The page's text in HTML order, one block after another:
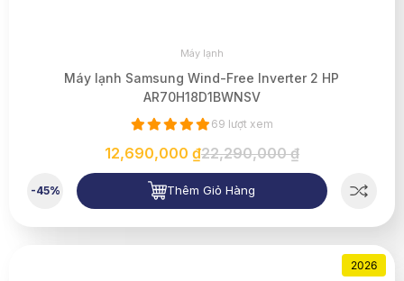
Máy lạnh
Máy lạnh Samsung Wind-Free Inverter 2 HP
AR70H18D1BWNSV
69 lượt xem
12,690,000 ₫22,290,000 ₫
-45% Thêm Giỏ Hàng
2026